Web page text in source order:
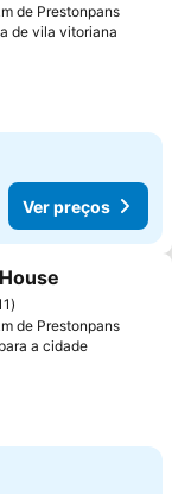
de Prestonpans
de vila vitoriana
Ver preços
favoritos
de Prestonpans
a cidadeVer